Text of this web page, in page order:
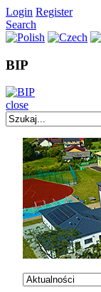
Login Register
Search
BIP
close